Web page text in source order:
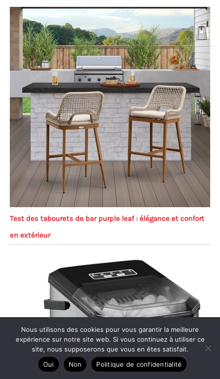
Test des tabourets de bar purple leaf : élégance et confort
en extérieur
Nous utilisons des cookies pour vous garantir la meilleure
expérience sur notre site web. Si vous continuez à utiliser ce
site, nous supposerons que vous en êtes satisfait.
Oui
Non Politique de confidentialité